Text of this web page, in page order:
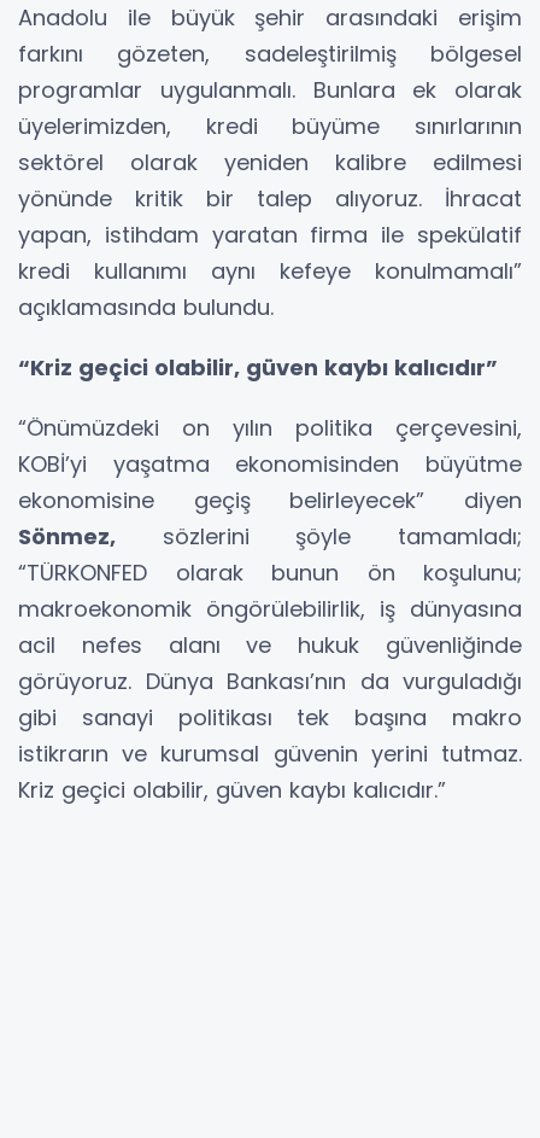
Anadolu ile büyük şehir arasındaki erişim
farkını gözeten, sadeleştirilmiş bölgesel
programlar uygulanmalı. Bunlara ek olarak
üyelerimizden, kredi büyüme sınırlarının
sektörel olarak yeniden kalibre edilmesi
yönünde kritik bir talep alıyoruz. İhracat
yapan, istihdam yaratan firma ile spekülatif
kredi kullanımı aynı kefeye konulmamalı”
açıklamasında bulundu.
“Kriz geçici olabilir, güven kaybı kalıcıdır”
“Önümüzdeki on yılın politika çerçevesini,
KOBİ’yi yaşatma ekonomisinden büyütme
ekonomisine geçiş belirleyecek” diyen
Sönmez, sözlerini şöyle tamamladı;
“TÜRKONFED olarak bunun ön koşulunu;
makroekonomik öngörülebilirlik, iş dünyasına
acil nefes alanı ve hukuk güvenliğinde
görüyoruz. Dünya Bankası’nın da vurguladığı
gibi sanayi politikası tek başına makro
istikrarın ve kurumsal güvenin yerini tutmaz.
Kriz geçici olabilir, güven kaybı kalıcıdır.”